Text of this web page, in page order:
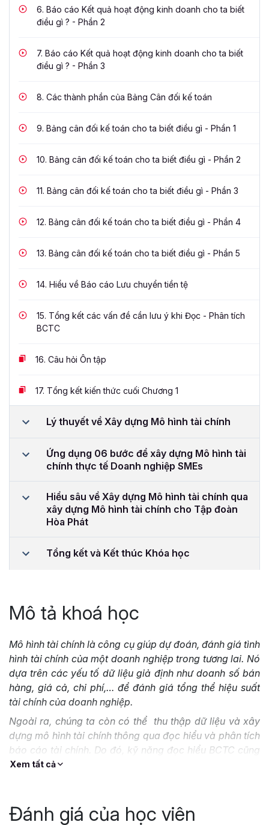
6. Báo cáo Kết quả hoạt động kinh doanh cho ta biết
điều gì ? - Phần 2
7. Báo cáo Kết quả hoạt động kinh doanh cho ta biết
điều gì ? - Phần 3
8. Các thành phần của Bảng Cân đối kế toán
9. Bảng cân đối kế toán cho ta biết điều gì - Phần 1
10. Bảng cân đối kế toán cho ta biết điều gì - Phần 2
11. Bảng cân đối kế toán cho ta biết điều gì - Phần 3
12. Bảng cân đối kế toán cho ta biết điều gì - Phần 4
13. Bảng cân đối kế toán cho ta biết điều gì - Phần 5
14. Hiểu về Báo cáo Lưu chuyển tiền tệ
15. Tổng kết các vấn đề cần lưu ý khi Đọc - Phân tích
BCTC
16. Câu hỏi Ôn tập
17. Tổng kết kiến thức cuối Chương 1
Lý thuyết về Xây dựng Mô hình tài chính
Ứng dụng 06 bước để xây dựng Mô hình tài
chính thực tế Doanh nghiệp SMEs
Hiểu sâu về Xây dựng Mô hình tài chính qua
xây dựng Mô hình tài chính cho Tập đoàn
Hòa Phát
Tổng kết và Kết thúc Khóa học
Mô tả khoá học
Mô hình tài chính là công cụ giúp dự đoán, đánh giá tình
hình tài chính của một doanh nghiệp trong tương lai. Nó
dựa trên các yếu tố dữ liệu giả định như doanh số bán
hàng, giá cả, chi phí,… để đánh giá tổng thể hiệu suất
tài chính của doanh nghiệp.
Ngoài ra, chúng ta còn có thể thu thập dữ liệu và xây
dựng mô hình tài chính thông qua đọc hiểu và phân tích
báo cáo tài chính. Do đó, kỹ năng đọc hiểu BCTC cũng
rất quan trọng khi xây dựng mô hình tài chính.
thiệu tới bạn khóa họcPhân tích Báo cáo Tài chính và
Xem tất cả
Đánh giá của học viên